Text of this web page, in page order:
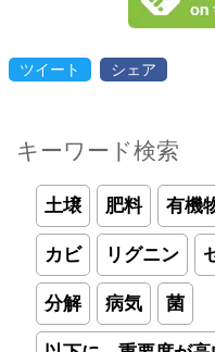
ツイート シェア
キーワード検索
土壌 肥料 有機
カビ リグニン
分解 病気 菌